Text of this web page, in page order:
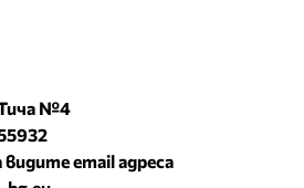
№4
видите email адреса